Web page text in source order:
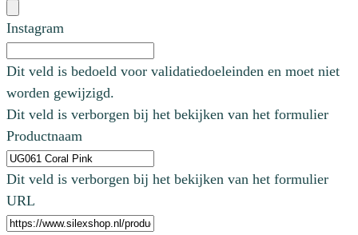
Instagram
Dit veld is bedoeld voor validatiedoeleinden en moet niet
worden gewijzigd.
Dit veld is verborgen bij het bekijken van het formulier
Productnaam
Dit veld is verborgen bij het bekijken van het formulier
URL